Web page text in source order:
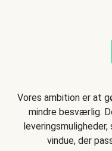
Vores ambition er at
mindre besværlig.
vindue, der